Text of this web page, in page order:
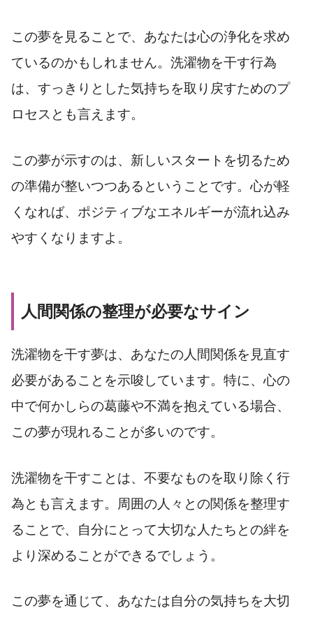
この夢を見ることで、あなたは心の浄化を求め
ているのかもしれません。洗濯物を干す行為
は、すっきりとした気持ちを取り戻すためのプ
ロセスとも言えます。
この夢が示すのは、新しいスタートを切るため
の準備が整いつつあるということです。心が軽
くなれば、ポジティブなエネルギーが流れ込み
やすくなりますよ。
人間関係の整理が必要なサイン
洗濯物を干す夢は、あなたの人間関係を見直す
必要があることを示唆しています。特に、心の
中で何かしらの葛藤や不満を抱えている場合、
この夢が現れることが多いのです。
洗濯物を干すことは、不要なものを取り除く行
為とも言えます。周囲の人々との関係を整理す
ることで、自分にとって大切な人たちとの絆を
より深めることができるでしょう。
この夢を通じて、あなたは自分の気持ちを大切